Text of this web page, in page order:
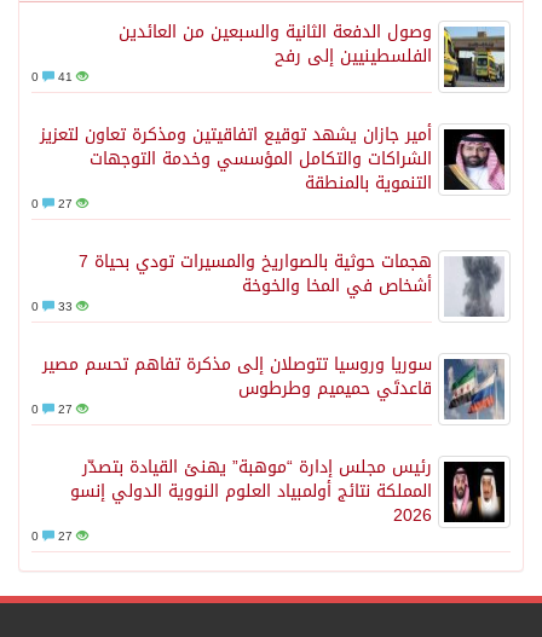
وصول الدفعة الثانية والسبعين من العائدين
الفلسطينيين إلى رفح
41
أمير جازان يشهد توقيع اتفاقيتين ومذكرة تعاون لتعزيز
الشراكات والتكامل المؤسسي وخدمة التوجهات
التنموية بالمنطقة
27
هجمات حوثية بالصواريخ والمسيرات تودي بحياة 7
أشخاص في المخا والخوخة
33
سوريا وروسيا تتوصلان إلى مذكرة تفاهم تحسم مصير
قاعدتَي حميميم وطرطوس
27
رئيس مجلس إدارة “موهبة” يهنئ القيادة بتصدّر
المملكة نتائج أولمبياد العلوم النووية الدولي إنسو
2026
27